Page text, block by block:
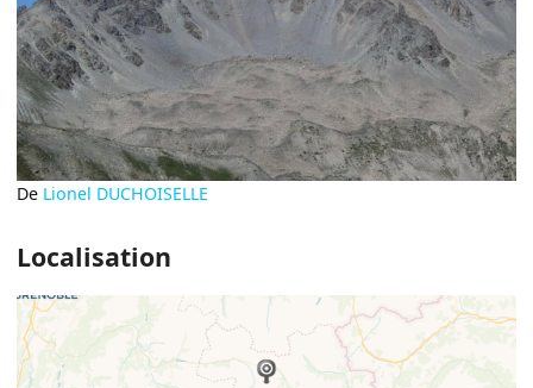
De Lionel DUCHOISELLE
Localisation